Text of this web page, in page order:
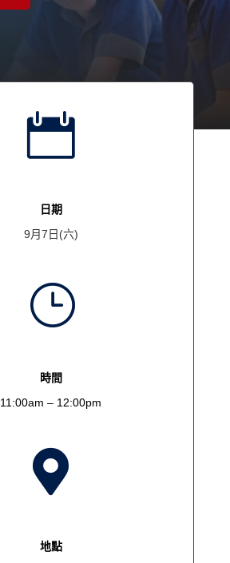

日期
9月7日(六)
}
時間
11:00am – 12:00pm

地點